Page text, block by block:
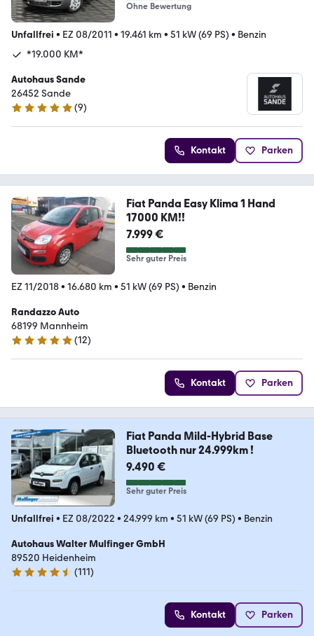
Ohne Bewertung
Unfallfrei • EZ 08/2011 • 19.461 km • 51 kW (69 PS) • Benzin
*19.000 KM*
Autohaus Sande
26452 Sande
5 Sterne
(9)
Kontakt Parken
Fiat Panda Easy Klima 1 Hand
17000 KM!!
7.999 €
Sehr guter Preis
EZ 11/2018• 16.680 km • 51 kW (69 PS) • Benzin
Randazzo Auto
68199 Mannheim
5 Sterne
(12)
Kontakt Parken
Fiat Panda Mild-Hybrid Base
Bluetooth nur 24.999km !
9.490 €
Sehr guter Preis
Unfallfrei • EZ 08/2022 • 24.999 km • 51 kW (69 PS) • Benzin
Autohaus Walter Mulfinger GmbH
89520 Heidenheim
4.6 Sterne
(111)
Kontakt Parken